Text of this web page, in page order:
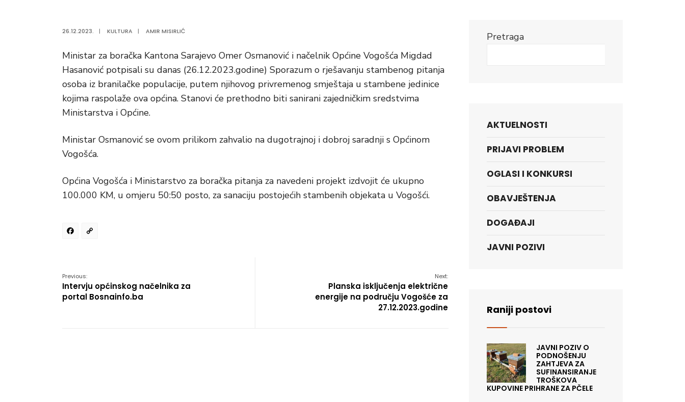
26.12.2023. | KULTURA | AMIR MISIRLIĆ
Ministar za boračka Kantona Sarajevo Omer Osmanović i načelnik Općine Vogošća Migdad
Hasanović potpisali su danas (26.12.2023.godine) Sporazum o rješavanju stambenog pitanja
osoba iz branilačke populacije, putem njihovog privremenog smještaja u stambene jedinice
kojima raspolaže ova općina. Stanovi će prethodno biti sanirani zajedničkim sredstvima
Ministarstva i Općine.
Ministar Osmanović se ovom prilikom zahvalio na dugotrajnoj i dobroj saradnji s Općinom
Vogošća.
Općina Vogošća i Ministarstvo za boračka pitanja za navedeni projekt izdvojit će ukupno
100.000 KM, u omjeru 50:50 posto, za sanaciju postojećih stambenih objekata u Vogošći.
Facebook
Previous:
Intervju općinskog načelnika za
portal Bosnainfo.ba
Next:
Planska isključenja električne
energije na području Vogošće za
27.12.2023.godine
Pretraga
AKTUELNOSTI
PRIJAVI PROBLEM
OGLASI I KONKURSI
OBAVJEŠTENJA
DOGAĐAJI
JAVNI POZIVI
Raniji postovi
JAVNI POZIV O
PODNOŠENJU
ZAHTJEVA ZA
SUFINANSIRANJE
TROŠKOVA
KUPOVINE PRIHRANE ZA PČELE